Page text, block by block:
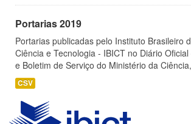
Portarias 2019
Portarias publicadas pelo Instituto Brasileiro
Ciência e Tecnologia - IBICT no Diário
e Boletim de Serviço do Ministério da
CSV